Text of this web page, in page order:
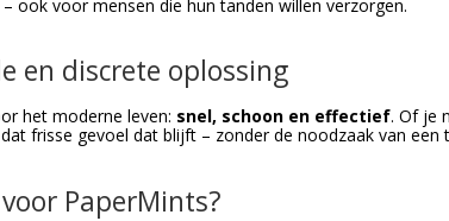
ook voor mensen die hun tanden willen verzorgen.
en discrete oplossing
het moderne leven: snel, schoon en effectief. Of je
frisse gevoel dat blijft – zonder de noodzaak van
PaperMints?